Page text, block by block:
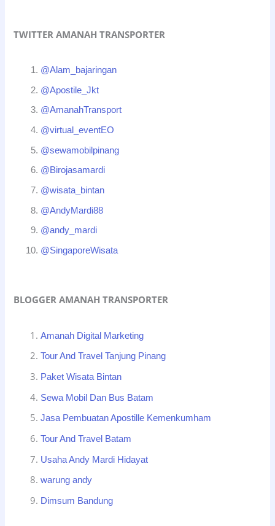
TWITTER AMANAH TRANSPORTER
@Alam_bajaringan
@Apostile_Jkt
@AmanahTransport
@virtual_eventEO
@sewamobilpinang
@Birojasamardi
@wisata_bintan
@AndyMardi88
@andy_mardi
@SingaporeWisata
BLOGGER AMANAH TRANSPORTER
Amanah Digital Marketing
Tour And Travel Tanjung Pinang
Paket Wisata Bintan
Sewa Mobil Dan Bus Batam
Jasa Pembuatan Apostille Kemenkumham
Tour And Travel Batam
Usaha Andy Mardi Hidayat
warung andy
Dimsum Bandung